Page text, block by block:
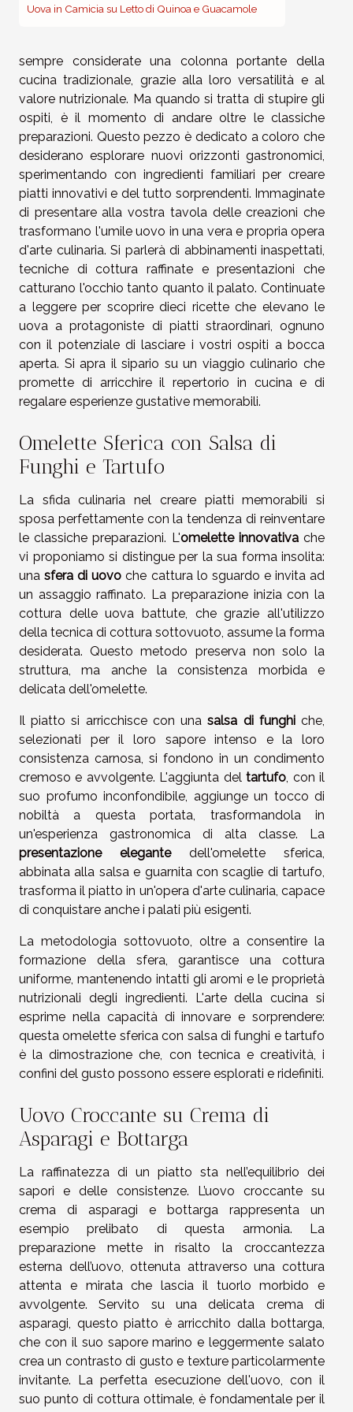
Uova in Camicia su Letto di Quinoa e Guacamole
sempre considerate una colonna portante della
cucina tradizionale, grazie alla loro versatilità e al
valore nutrizionale. Ma quando si tratta di stupire gli
ospiti, è il momento di andare oltre le classiche
preparazioni. Questo pezzo è dedicato a coloro che
desiderano esplorare nuovi orizzonti gastronomici,
sperimentando con ingredienti familiari per creare
piatti innovativi e del tutto sorprendenti. Immaginate
di presentare alla vostra tavola delle creazioni che
trasformano l'umile uovo in una vera e propria opera
d'arte culinaria. Si parlerà di abbinamenti inaspettati,
tecniche di cottura raffinate e presentazioni che
catturano l'occhio tanto quanto il palato. Continuate
a leggere per scoprire dieci ricette che elevano le
uova a protagoniste di piatti straordinari, ognuno
con il potenziale di lasciare i vostri ospiti a bocca
aperta. Si apra il sipario su un viaggio culinario che
promette di arricchire il repertorio in cucina e di
regalare esperienze gustative memorabili.
Omelette Sferica con Salsa di
Funghi e Tartufo
La sfida culinaria nel creare piatti memorabili si
sposa perfettamente con la tendenza di reinventare
le classiche preparazioni. L'omelette innovativache
vi proponiamo si distingue per la sua forma insolita:
unasfera di uovo che cattura lo sguardo e invita ad
un assaggio raffinato. La preparazione inizia con la
cottura delle uova battute, che grazie all'utilizzo
della tecnica di cottura sottovuoto, assume la forma
desiderata. Questo metodo preserva non solo la
struttura, ma anche la consistenza morbida e
delicata dell'omelette.
Il piatto si arricchisce con unasalsa di funghiche,
selezionati per il loro sapore intenso e la loro
consistenza carnosa, si fondono in un condimento
cremoso e avvolgente. L'aggiunta deltartufo , con il
suo profumo inconfondibile, aggiunge un tocco di
nobiltà a questa portata, trasformandola in
un'esperienza gastronomica di alta classe. La
presentazione elegantedell'omelette sferica,
abbinata alla salsa e guarnita con scaglie di tartufo,
trasforma il piatto in un'opera d'arte culinaria, capace
di conquistare anche i palati più esigenti.
La metodologia sottovuoto, oltre a consentire la
formazione della sfera, garantisce una cottura
uniforme, mantenendo intatti gli aromi e le proprietà
nutrizionali degli ingredienti. L'arte della cucina si
esprime nella capacità di innovare e sorprendere:
questa omelette sferica con salsa di funghi e tartufo
è la dimostrazione che, con tecnica e creatività, i
confini del gusto possono essere esplorati e ridefiniti.
Uovo Croccante su Crema di
Asparagi e Bottarga
La raffinatezza di un piatto sta nell’equilibrio dei
sapori e delle consistenze. L’uovo croccante su
crema di asparagi e bottarga rappresenta un
esempio prelibato di questa armonia. La
preparazione mette in risalto la croccantezza
esterna dell’uovo, ottenuta attraverso una cottura
attenta e mirata che lascia il tuorlo morbido e
avvolgente. Servito su una delicata crema di
asparagi, questo piatto è arricchito dalla bottarga,
che con il suo sapore marino e leggermente salato
crea un contrasto di gusto e texture particolarmente
invitante. La perfetta esecuzione dell'uovo, con il
suo punto di cottura ottimale, è fondamentale per il